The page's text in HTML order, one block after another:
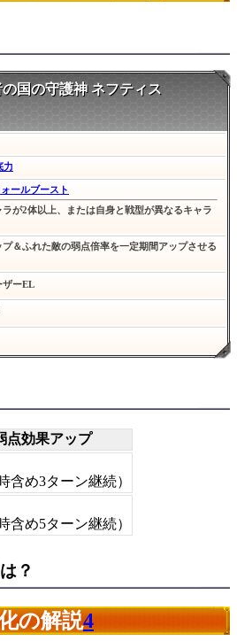
国の守護神 ネフティス
力
ールブースト
が2体以上、または自身と戦型が異なるキャラ
＆ふれた敵の弱点倍率を一定期間アップさせる
ザーEL
点効果アップ
含め3ターン継続）
含め5ターン継続）
？
の解説4